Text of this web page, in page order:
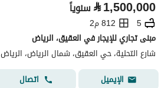
⃁1,500,000 سنوياً
5
812 م2
مبنى تجاري للإيجار في العقيق، الرياض
شارع التحلية، حي العقيق، شمال الرياض، الرياض
الإيميل
اتصال